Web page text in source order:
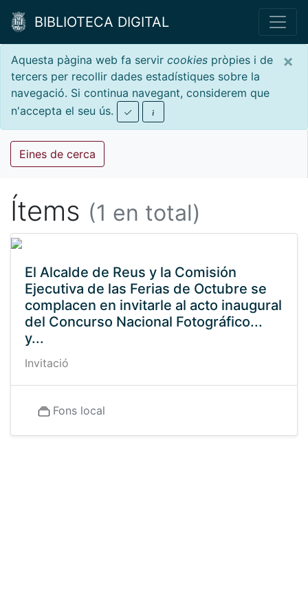
BIBLIOTECA DIGITAL
×
Aquesta pàgina web fa servir cookies pròpies i de
tercers per recollir dades estadístiques sobre la
navegació. Si continua navegant, considerem que
n'accepta el seu ús.
Eines de cerca
Ítems (1 en total)
El Alcalde de Reus y la Comisión
Ejecutiva de las Ferias de Octubre se
complacen en invitarle al acto inaugural
del Concurso Nacional Fotográfico...
y...
Invitació
Fons local